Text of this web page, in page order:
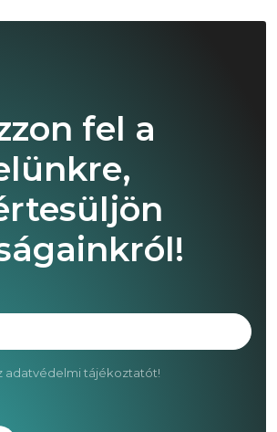
fel a
adatvédelmi tájékoztatót!